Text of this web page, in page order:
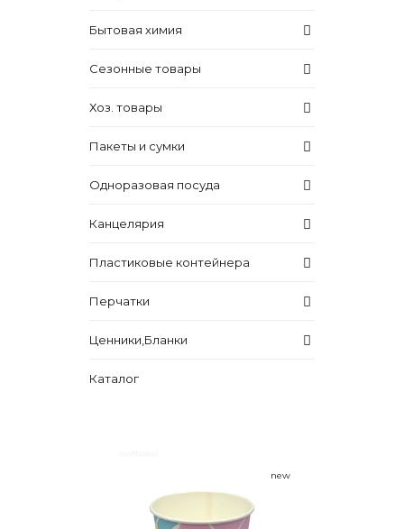
Бытовая химия
Сезонные товары
Хоз. товары
Пакеты и сумки
Одноразовая посуда
Канцелярия
Пластиковые контейнера
Перчатки
Ценники,Бланки
Каталог
new